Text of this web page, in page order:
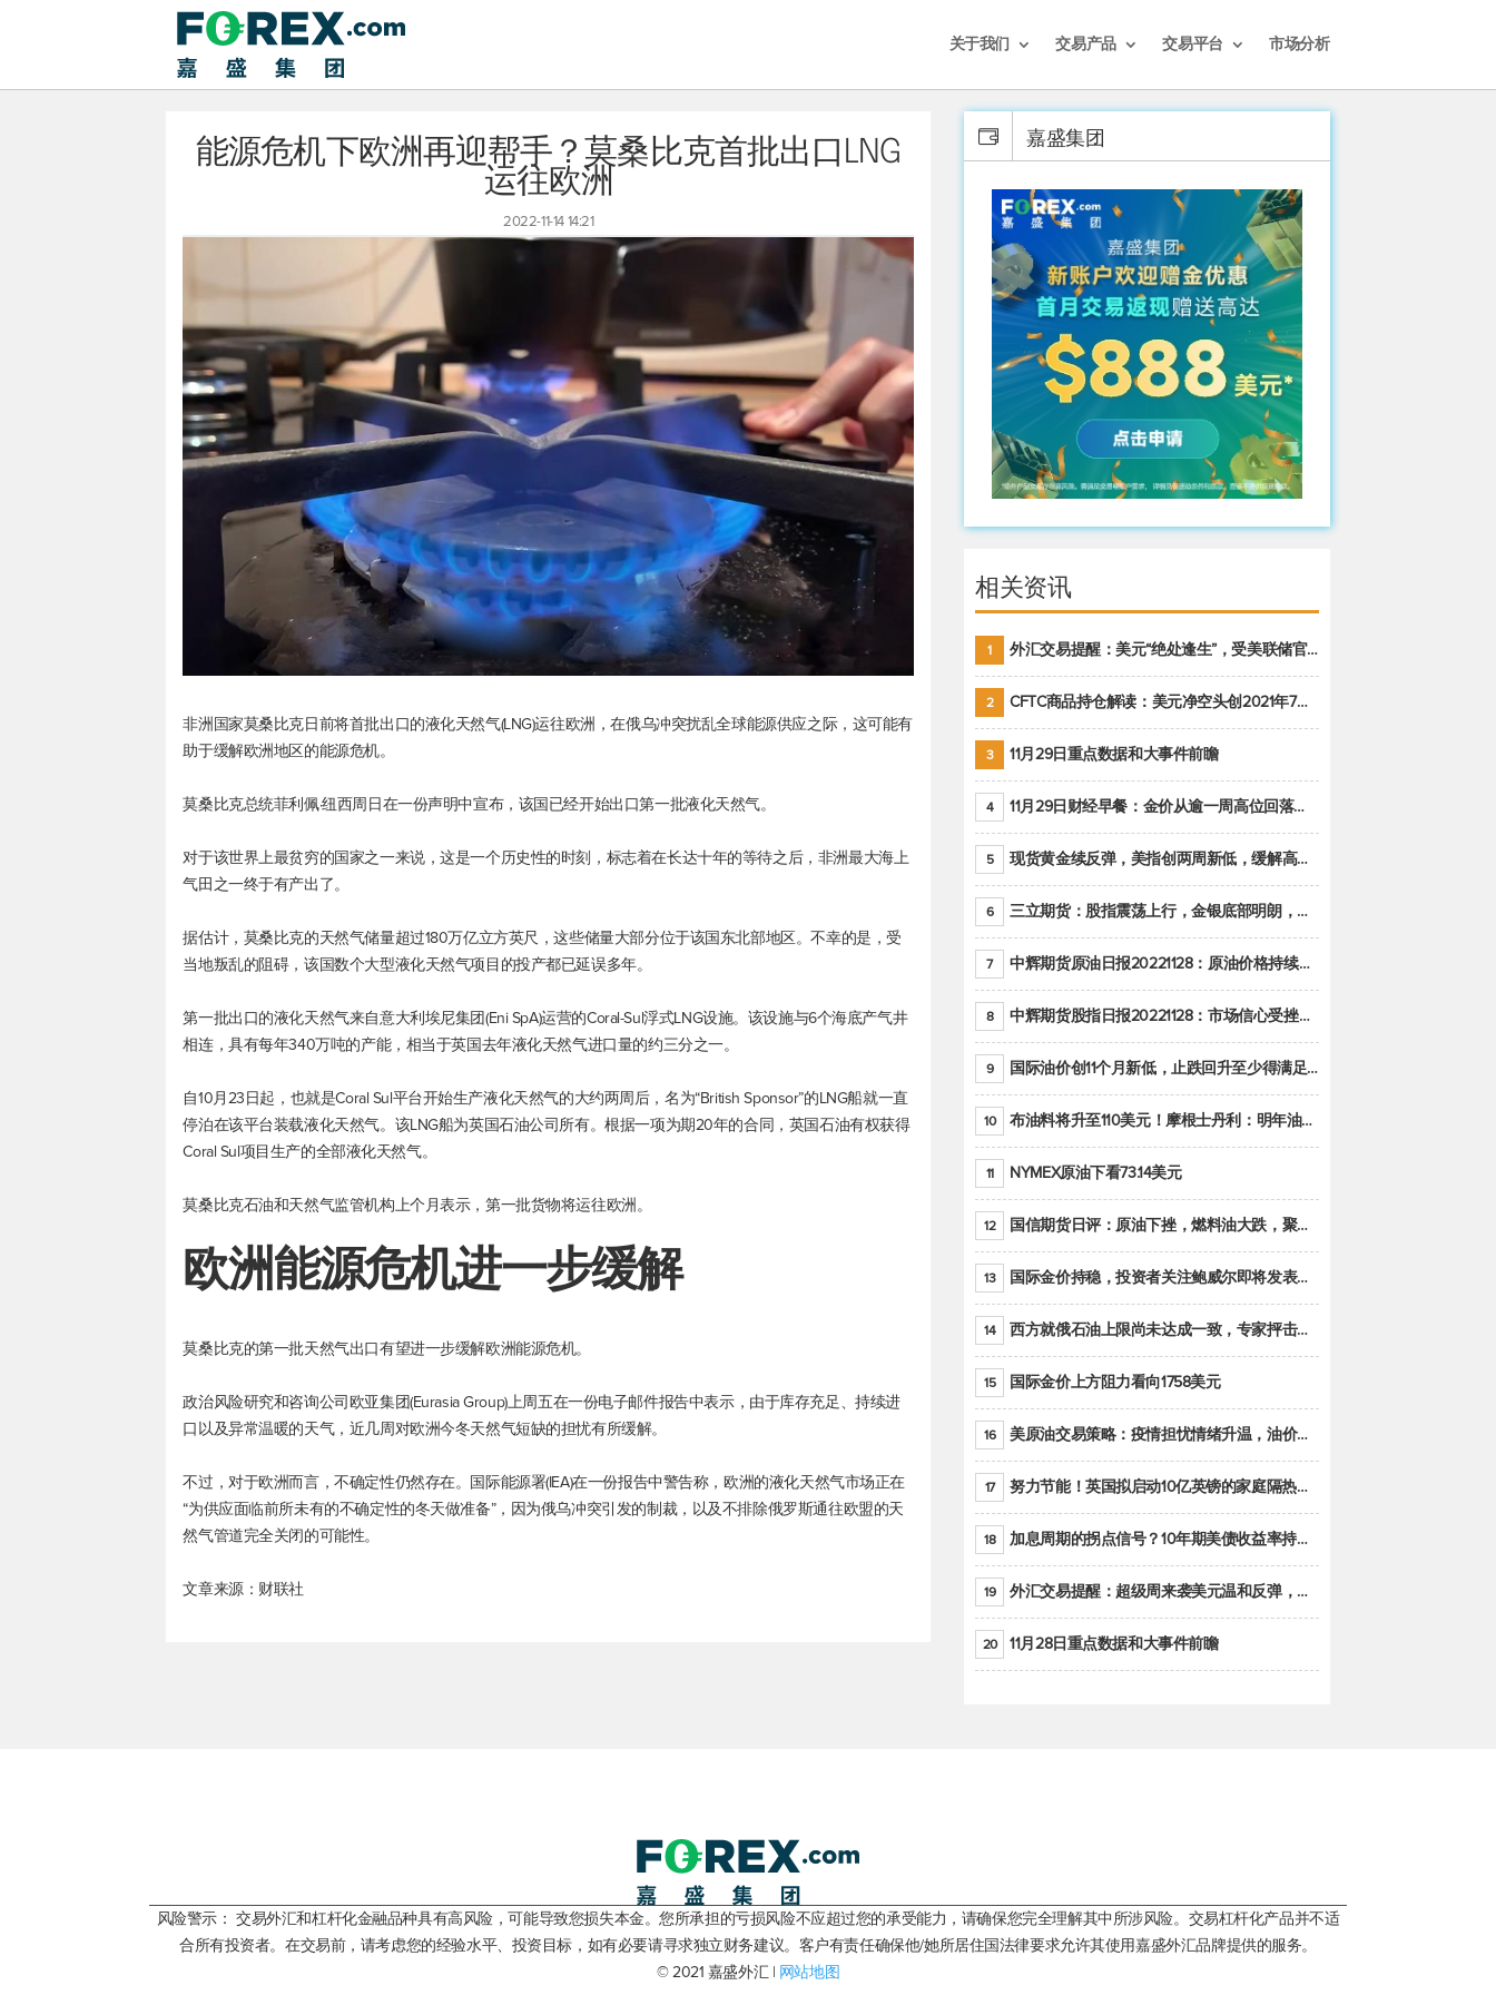
关于我们 交易产品 交易平台 市场分析
能源危机下欧洲再迎帮手？莫桑比克首批出口LNG
运往欧洲
2022-11-14 14:21
非洲国家莫桑比克日前将首批出口的液化天然气(LNG)运往欧洲，在俄乌冲突扰乱全球能源供应之际，这可能有
助于缓解欧洲地区的能源危机。
莫桑比克总统菲利佩·纽西周日在一份声明中宣布，该国已经开始出口第一批液化天然气。
对于该世界上最贫穷的国家之一来说，这是一个历史性的时刻，标志着在长达十年的等待之后，非洲最大海上
气田之一终于有产出了。
据估计，莫桑比克的天然气储量超过180万亿立方英尺，这些储量大部分位于该国东北部地区。不幸的是，受
当地叛乱的阻碍，该国数个大型液化天然气项目的投产都已延误多年。
第一批出口的液化天然气来自意大利埃尼集团(Eni SpA)运营的Coral-Sul浮式LNG设施。该设施与6个海底产气井
相连，具有每年340万吨的产能，相当于英国去年液化天然气进口量的约三分之一。
自10月23日起，也就是Coral Sul平台开始生产液化天然气的大约两周后，名为“British Sponsor”的LNG船就一直
停泊在该平台装载液化天然气。该LNG船为英国石油公司所有。根据一项为期20年的合同，英国石油有权获得
Coral Sul项目生产的全部液化天然气。
莫桑比克石油和天然气监管机构上个月表示，第一批货物将运往欧洲。
欧洲能源危机进一步缓解
莫桑比克的第一批天然气出口有望进一步缓解欧洲能源危机。
政治风险研究和咨询公司欧亚集团(Eurasia Group)上周五在一份电子邮件报告中表示，由于库存充足、持续进
口以及异常温暖的天气，近几周对欧洲今冬天然气短缺的担忧有所缓解。
不过，对于欧洲而言，不确定性仍然存在。国际能源署(IEA)在一份报告中警告称，欧洲的液化天然气市场正在
“为供应面临前所未有的不确定性的冬天做准备”，因为俄乌冲突引发的制裁，以及不排除俄罗斯通往欧盟的天
然气管道完全关闭的可能性。
文章来源：财联社
嘉盛集团
相关资讯
1 外汇交易提醒：美元“绝处逢生”，受美联储官员鹰派讲话支撑
2 CFTC商品持仓解读：美元净空头创2021年7月以来最大，黄金期货投机性净多头头寸减少
3 11月29日重点数据和大事件前瞻
4 11月29日财经早餐：金价从逾一周高位回落，美联储官员重申鹰派立场推动美元回升
5 现货黄金续反弹，美指创两周新低，缓解高通胀美国须治本
6 三立期货：股指震荡上行，金银底部明朗，原油偏弱走势(20221128收评)
7 中辉期货原油日报20221128：原油价格持续下降，市场关注OPEC+新一轮产能政策
8 中辉期货股指日报20221128：市场信心受挫，股指全线回调
9 国际油价创11个月新低，止跌回升至少得满足二大条件之一
10 布油料将升至110美元！摩根士丹利：明年油市面临七大不确定性
11 NYMEX原油下看73.14美元
12 国信期货日评：原油下挫，燃料油大跌，聚烯烃谨慎回调
13 国际金价持稳，投资者关注鲍威尔即将发表的讲话
14 西方就俄石油上限尚未达成一致，专家抨击限价是无用功
15 国际金价上方阻力看向1758美元
16 美原油交易策略：疫情担忧情绪升温，油价跌创年内新低
17 努力节能！英国拟启动10亿英镑的家庭隔热工程 减少能源消耗
18 加息周期的拐点信号？10年期美债收益率持续低于联邦基金利率目标区间
19 外汇交易提醒：超级周来袭美元温和反弹，警惕筑底可能性
20 11月28日重点数据和大事件前瞻
风险警示： 交易外汇和杠杆化金融品种具有高风险，可能导致您损失本金。您所承担的亏损风险不应超过您的承受能力，请确保您完全理解其中所涉风险。交易杠杆化产品并不适
合所有投资者。在交易前，请考虑您的经验水平、投资目标，如有必要请寻求独立财务建议。客户有责任确保他/她所居住国法律要求允许其使用嘉盛外汇品牌提供的服务。
© 2021 嘉盛外汇 | 网站地图